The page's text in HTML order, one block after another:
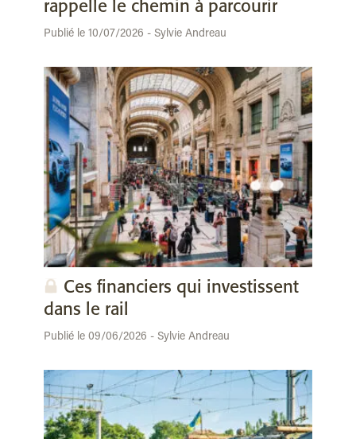
rappelle le chemin à parcourir
Publié le 10/07/2026 - Sylvie Andreau
Ces financiers qui investissent
dans le rail
Publié le 09/06/2026 - Sylvie Andreau